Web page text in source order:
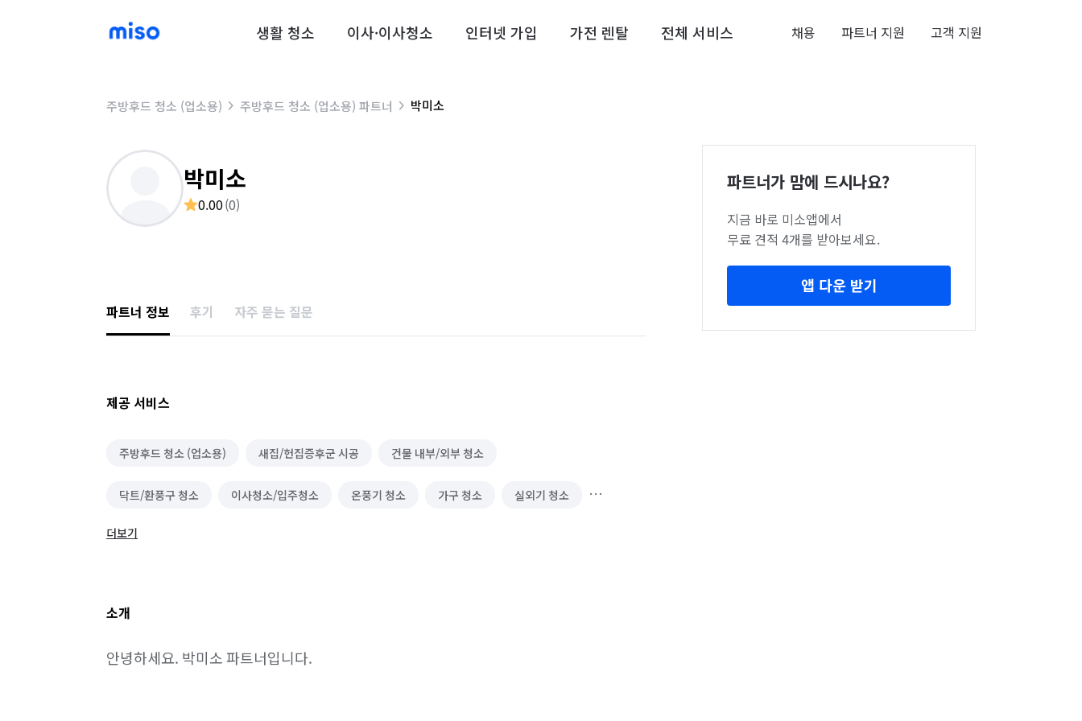
생활 청소 이사·이사청소 인터넷 가입 가전 렌탈 전체 서비스 채용 파트너 지원 고객 지원
주방후드 청소 (업소용) 주방후드 청소 (업소용) 파트너 박미소
박미소
0.00(0)
파트너 정보 후기 자주 묻는 질문
제공 서비스
주방후드 청소 (업소용) 새집/헌집증후군 시공 건물 내부/외부 청소
닥트/환풍구 청소 이사청소/입주청소 온풍기 청소 가구 청소 실외기 청소
소파 청소
카페트 청소
더보기
소개
안녕하세요. 박미소 파트너입니다.
파트너가 맘에 드시나요?
지금 바로 미소앱에서
무료 견적 4개를 받아보세요.
앱 다운 받기